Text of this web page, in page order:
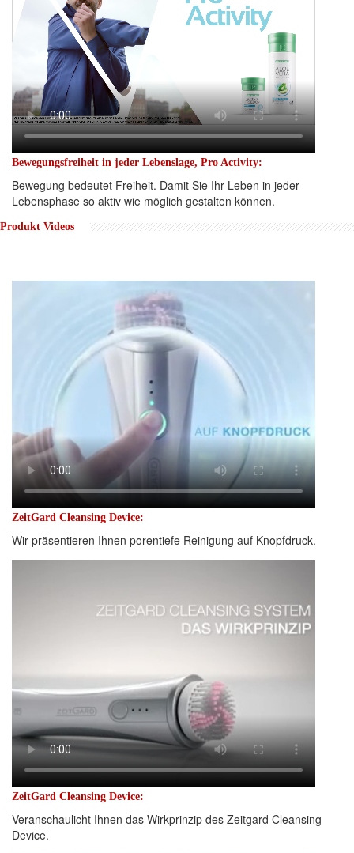
Bewegungsfreiheit in jeder Lebenslage, Pro Activity:
Bewegung bedeutet Freiheit. Damit Sie Ihr Leben in jeder
Lebensphase so aktiv wie möglich gestalten können.
Produkt Videos
ZeitGard Cleansing Device:
Wir präsentieren Ihnen porentiefe Reinigung auf Knopfdruck.
ZeitGard Cleansing Device:
Veranschaulicht Ihnen das Wirkprinzip des Zeitgard Cleansing
Device.